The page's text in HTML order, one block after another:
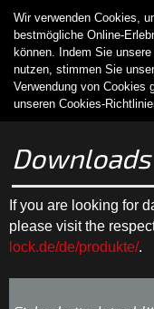
Wir verwenden Cookies,
bestmögliche Online-
können. Indem Sie
nutzen, stimmen Sie
Verwendung von Cookies
unseren Cookies-
Downloads
If you are looking for
please visit the
lock.de/de/produkte/.